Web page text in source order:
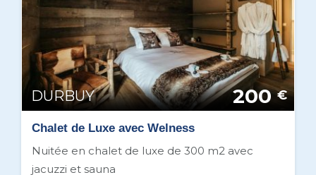
DURBUY 200 €
Chalet de Luxe avec Welness
Nuitée en chalet de luxe de 300 m2 avec
jacuzzi et sauna